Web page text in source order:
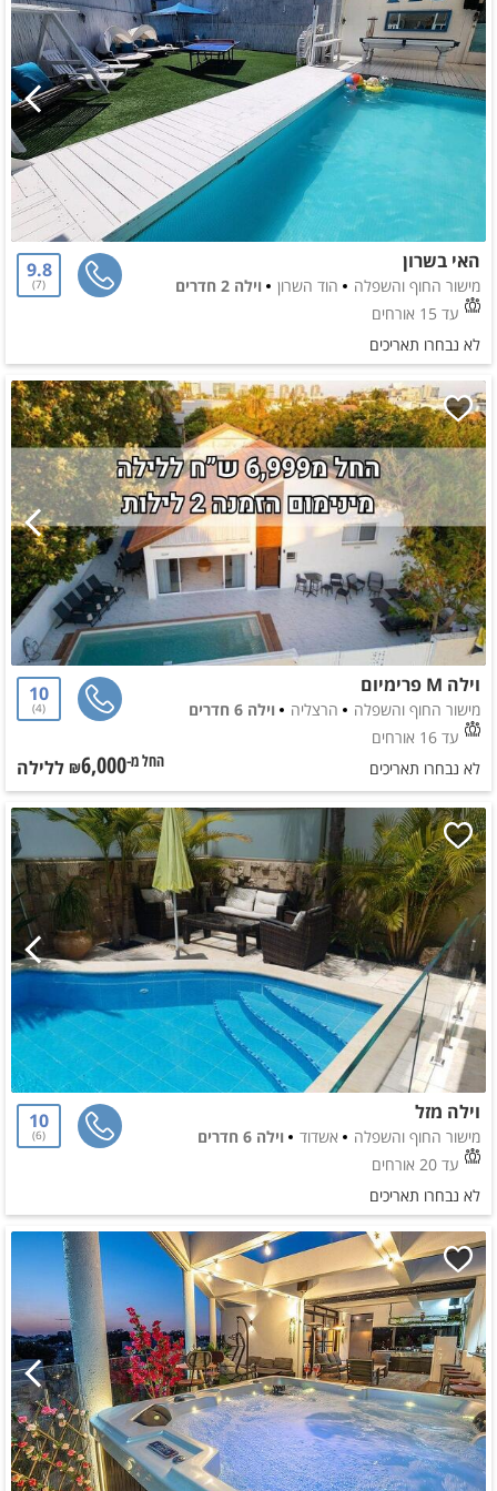
האי בשרון
מישור החוף והשפלה הוד השרון
וילה 2 חדרים
עד 15 אורחים
9.8
7
לא נבחרו תאריכים
וילה M פרימיום
מישור החוף והשפלה הרצליה
וילה 6 חדרים
עד 16 אורחים
10
4
לא נבחרו תאריכים החל מ-₪6,000 ללילה
וילה מזל
מישור החוף והשפלה אשדוד
וילה 6 חדרים
עד 20 אורחים
10
6
לא נבחרו תאריכים